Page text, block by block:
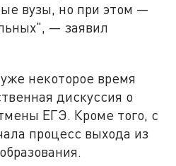
вузы, но при этом —
— заявил
некоторое время
дискуссия о
ЕГЭ. Кроме того, с
процесс выхода из